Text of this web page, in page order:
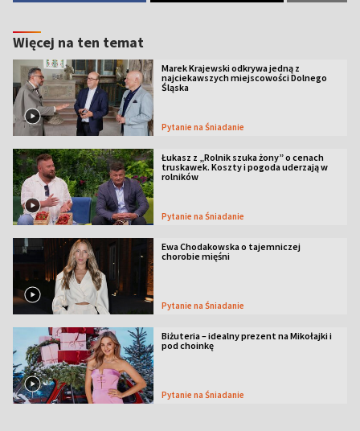
Więcej na ten temat
Marek Krajewski odkrywa jedną z
najciekawszych miejscowości Dolnego
Śląska
Pytanie na Śniadanie
Łukasz z „Rolnik szuka żony” o cenach
truskawek. Koszty i pogoda uderzają w
rolników
Pytanie na Śniadanie
Ewa Chodakowska o tajemniczej
chorobie mięśni
Pytanie na Śniadanie
Biżuteria – idealny prezent na Mikołajki i
pod choinkę
Pytanie na Śniadanie